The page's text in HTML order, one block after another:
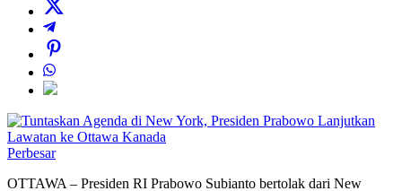
Perbesar
OTTAWA – Presiden RI Prabowo Subianto bertolak dari New